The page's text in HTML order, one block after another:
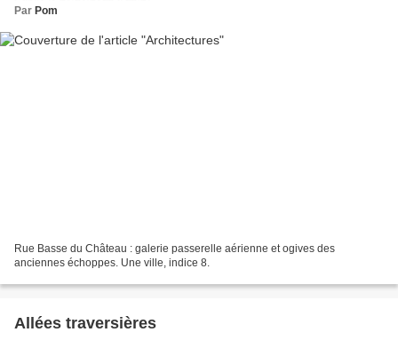
Par Pom
Rue Basse du Château : galerie passerelle aérienne et ogives des
anciennes échoppes. Une ville, indice 8.
Allées traversières